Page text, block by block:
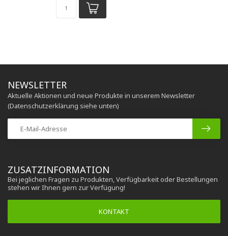
ZUSATZINFORMATION
Bei jeglichen Fragen zu Produkten, Verfügbarkeit oder Bestellungen
stehen wir Ihnen gern zur Verfügung!
KONTAKT
NEWSLETTER
Aktuelle Aktionen und neue Produkte in unserem Newsletter
(Datenschutzerklärung siehe unten)